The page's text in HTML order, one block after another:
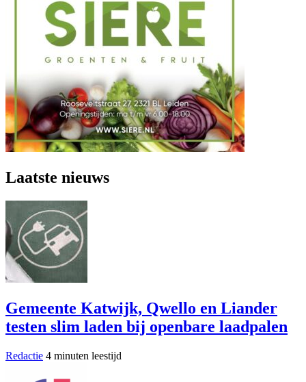
Laatste nieuws
Gemeente Katwijk, Qwello en Liander
testen slim laden bij openbare laadpalen
Redactie 4 minuten leestijd